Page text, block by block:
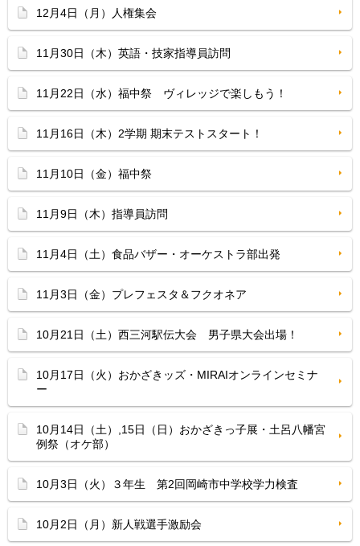
12月4日（月）人権集会
11月30日（木）英語・技家指導員訪問
11月22日（水）福中祭 ヴィレッジで楽しもう！
11月16日（木）2学期 期末テストスタート！
11月10日（金）福中祭
11月9日（木）指導員訪問
11月4日（土）食品バザー・オーケストラ部出発
11月3日（金）プレフェスタ＆フクオネア
10月21日（土）西三河駅伝大会 男子県大会出場！
10月17日（火）おかざきッズ・MIRAIオンラインセミナ
ー
10月14日（土）,15日（日）おかざきっ子展・土呂八幡宮
例祭（オケ部）
10月3日（火）３年生 第2回岡崎市中学校学力検査
10月2日（月）新人戦選手激励会